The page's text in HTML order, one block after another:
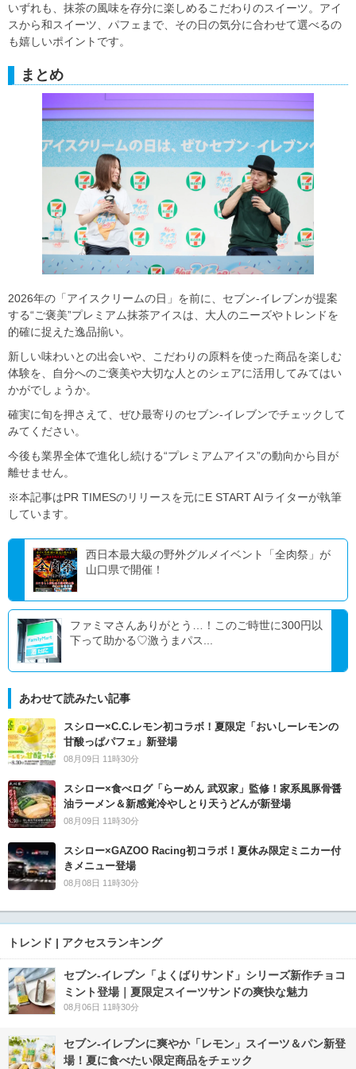
いずれも、抹茶の風味を存分に楽しめるこだわりのスイーツ。アイ
スから和スイーツ、パフェまで、その日の気分に合わせて選べるの
も嬉しいポイントです。
まとめ
2026年の「アイスクリームの日」を前に、セブン‐イレブンが提案
する“ご褒美”プレミアム抹茶アイスは、大人のニーズやトレンドを
的確に捉えた逸品揃い。
新しい味わいとの出会いや、こだわりの原料を使った商品を楽しむ
体験を、自分へのご褒美や大切な人とのシェアに活用してみてはい
かがでしょうか。
確実に旬を押さえて、ぜひ最寄りのセブン‐イレブンでチェックして
みてください。
今後も業界全体で進化し続ける“プレミアムアイス”の動向から目が
離せません。
※本記事はPR TIMESのリリースを元にE START AIライターが執筆
しています。
西日本最大級の野外グルメイベント「全肉祭」が
山口県で開催！
ファミマさんありがとう…！このご時世に300円以
下って助かる♡激うまパス...
あわせて読みたい記事
スシロー×C.C.レモン初コラボ！夏限定「おいしーレモンの
甘酸っぱパフェ」新登場
08月09日 11時30分
スシロー×食べログ「らーめん 武双家」監修！家系風豚骨醤
油ラーメン＆新感覚冷やしとり天うどんが新登場
08月09日 11時30分
スシロー×GAZOO Racing初コラボ！夏休み限定ミニカー付
きメニュー登場
08月08日 11時30分
トレンド | アクセスランキング
セブン‐イレブン「よくばりサンド」シリーズ新作チョコ
ミント登場｜夏限定スイーツサンドの爽快な魅力
08月06日 11時30分
セブン‐イレブンに爽やか「レモン」スイーツ＆パン新登
場！夏に食べたい限定商品をチェック